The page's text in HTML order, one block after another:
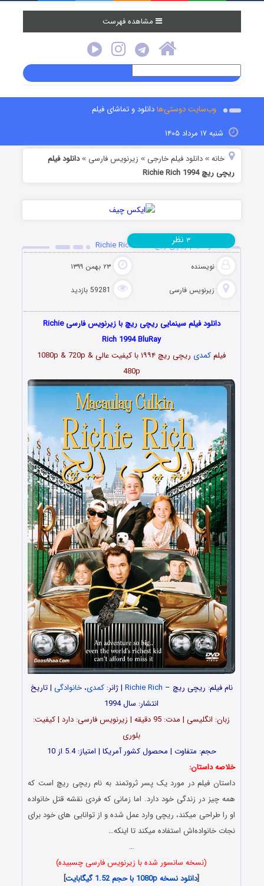
مشاهده فهرست
وب‌سایت دوستی‌هادانلود و تماشای فیلم
شنبه ۱۷ مرداد ۱۴۰۵
خانه »دانلود فیلم خارجی » زیرنویس فارسی »دانلود فیلم
ریچی ریچ Richie Rich 1994
دانلود فیلم ریچی ریچ Richie Rich 1994
نویسنده ۲۳ بهمن ۱۳۹۹
زیرنویس فارسی 59281 بازدید
۳ نظر
دانلود فیلم سینمایی ریچی ریچ با زیرنویس فارسی Richie
Rich 1994 BluRay
فیلمکمدی
ریچی ریچ ۱۹۹۴ با کیفیت عالی 1080p & 720p &
480p
نام فیلم: ریچی ریچ – Richie Rich | ژانر:کمدی،خانوادگی | تاریخ
انتشار: سال 1994
زبان: انگلیسی | مدت: 95 دقیقه | زیرنویس فارسی: دارد | کیفیت:
بلوری
حجم: متفاوت | محصول کشور آمریکا | امتیاز: 5.4 از 10
خلاصه داستان:
داستان فیلم در مورد یک پسر ثروتمند به نام ریچی ریچ است که
همه چیز در زندگی خود دارد. اما زمانی که فردی نقشه قتل خانواده
او را طراحی میکند، ریچی وارد عمل شده و از توانایی های خود برای
نجات خانواده‌اش استفاده میکند تا اینکه…
…
(نسخه سانسور شده با زیرنویس فارسی چسبیده)
[دانلود نسخه 1080p با حجم 1.52 گیگابایت
]